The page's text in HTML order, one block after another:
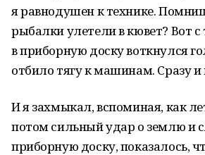
я равнодушен к технике.
рыбалки улетели в кювет? Вот с
в приборную доску воткнулся
отбило тягу к машинам. Сразу и
И я захмыкал, вспоминая, как
потом сильный удар о землю и
приборную доску, показалось,